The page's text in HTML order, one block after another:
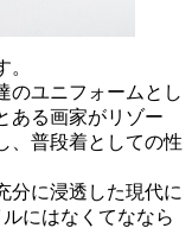
。
のユニフォームとし
ある画家がリゾー
、普段着としての性
分に浸透した現代に
にはなくてななら